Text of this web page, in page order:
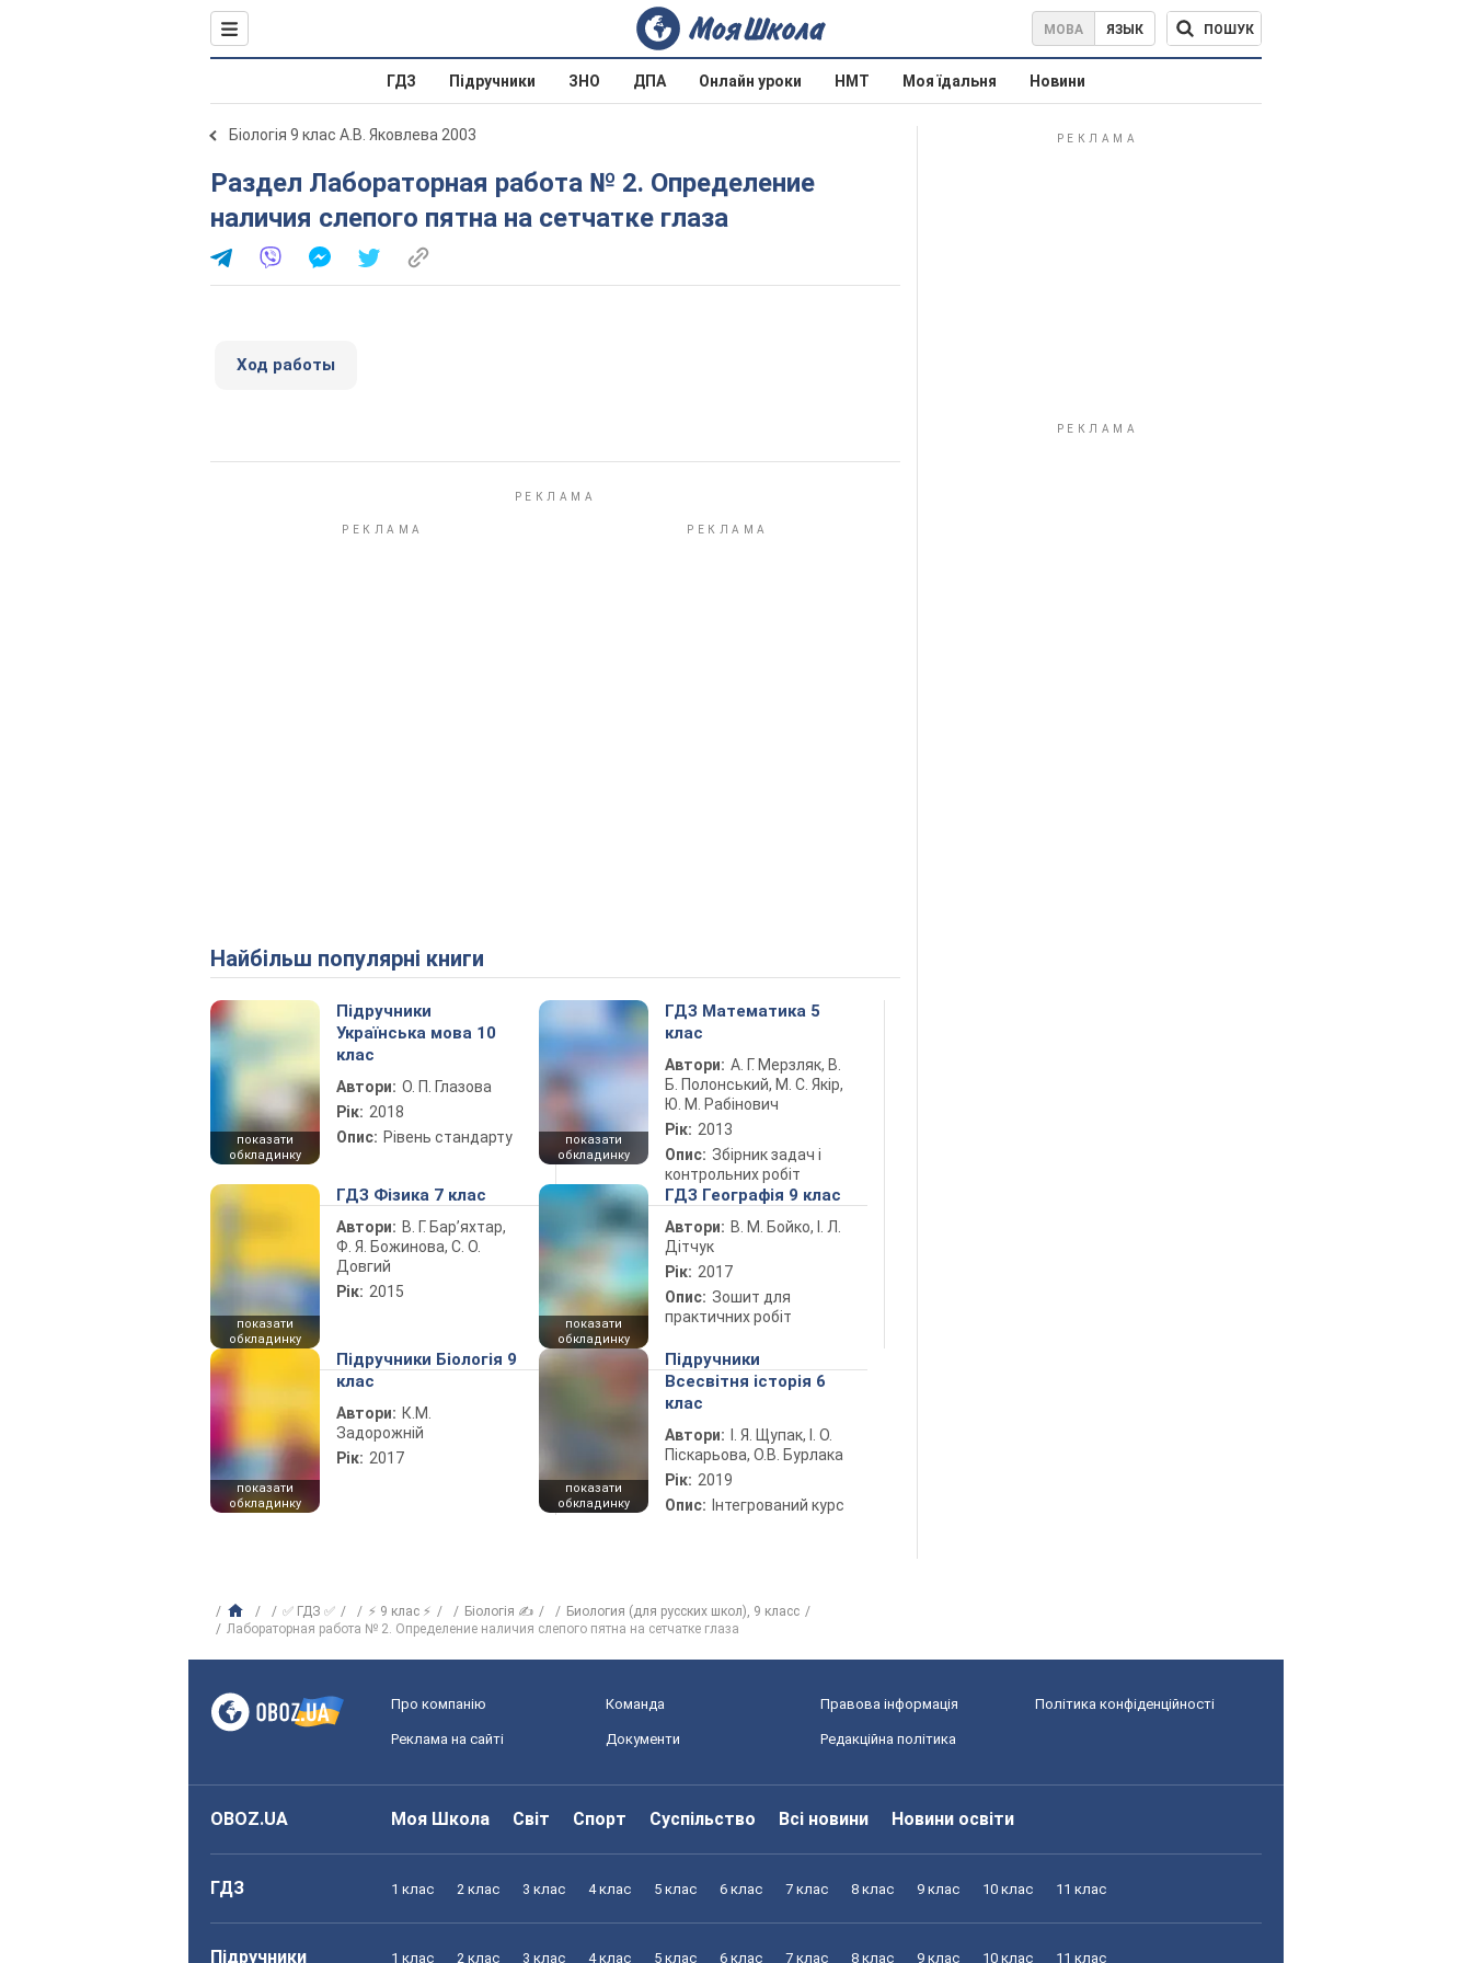
МОВА ЯЗЫК ПОШУК
ГДЗ Підручники ЗНО ДПА Онлайн уроки НМТ Моя їдальня Новини
Біологія 9 клас А.В. Яковлева 2003
Раздел Лабораторная работа № 2. Определение
наличия слепого пятна на сетчатке глаза
Ход работы
Найбільш популярні книги
показати
обкладинку
Підручники
Українська мова 10
клас
Автори: О. П. Глазова
Рік: 2018
Опис: Рівень стандарту
показати
обкладинку
ГДЗ Математика 5
клас
Автори: А. Г. Мерзляк, В.
Б. Полонський, М. С. Якір,
Ю. М. Рабінович
Рік: 2013
Опис: Збірник задач і
контрольних робіт
показати
обкладинку
ГДЗ Фізика 7 клас
Автори: В. Г. Бар’яхтар,
Ф. Я. Божинова, С. О.
Довгий
Рік: 2015
показати
обкладинку
ГДЗ Географія 9 клас
Автори: В. М. Бойко, І. Л.
Дітчук
Рік: 2017
Опис: Зошит для
практичних робіт
показати
обкладинку
Підручники Біологія 9
клас
Автори: К.М.
Задорожній
Рік: 2017
показати
обкладинку
Підручники
Всесвітня історія 6
клас
Автори:
І. Я. Щупак, І. О.
Піскарьова, О.В. Бурлака
Рік: 2019
Опис: Інтегрований курс
✅ ГДЗ ✅ ⚡ 9 клас ⚡ Біологія ✍
Биология (для русских школ), 9 класс
Лабораторная работа № 2. Определение наличия слепого пятна на сетчатке глаза
Про компанію Команда Правова інформація Політика конфіденційності
Реклама на сайті Документи Редакційна політика
OBOZ.UA Моя Школа Світ Спорт Суспільство Всі новини Новини освіти
ГДЗ 1 клас 2 клас 3 клас 4 клас 5 клас 6 клас 7 клас 8 клас 9 клас 10 клас 11 клас
Підручники 1 клас 2 клас 3 клас 4 клас 5 клас 6 клас 7 клас 8 клас 9 клас 10 клас 11 клас